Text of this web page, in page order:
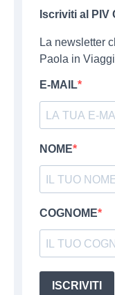
Iscriviti al PIV
La newsletter
Paola in
E-MAIL
NOME
COGNOME
ISCRIVITI